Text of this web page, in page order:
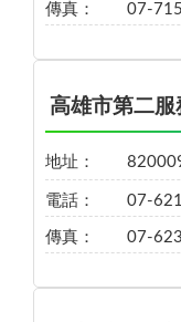
傳真： 07-
高雄市第二服
地址：
電話： 07-
傳真： 07-